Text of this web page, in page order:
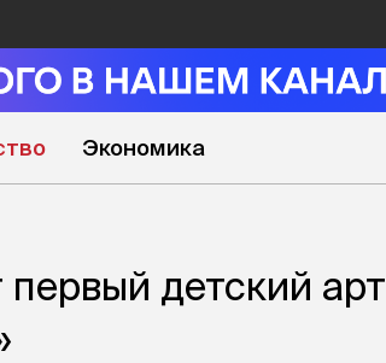
Экономика
детский арт